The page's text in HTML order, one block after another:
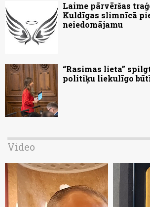
Laime pārvēršas
Kuldīgas slimnīcā
neiedomājamu
“Rasimas lieta”
politiķu liekulīgo
Video